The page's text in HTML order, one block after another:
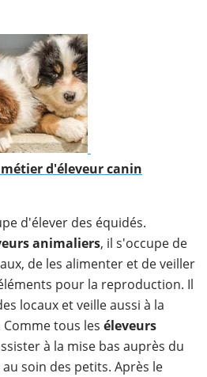
d'éleveur canin
d'élever des équidés.
animaliers, il s'occupe de
de les alimenter et de veiller
pour la reproduction. Il
locaux et veille aussi à la
tous les éleveurs
à la mise bas auprès du
soin des petits. Après le